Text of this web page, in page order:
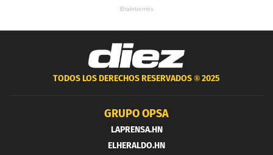
TODOS LOS DERECHOS RESERVADOS ®2025
GRUPO OPSA
LAPRENSA.HN
ELHERALDO.HN